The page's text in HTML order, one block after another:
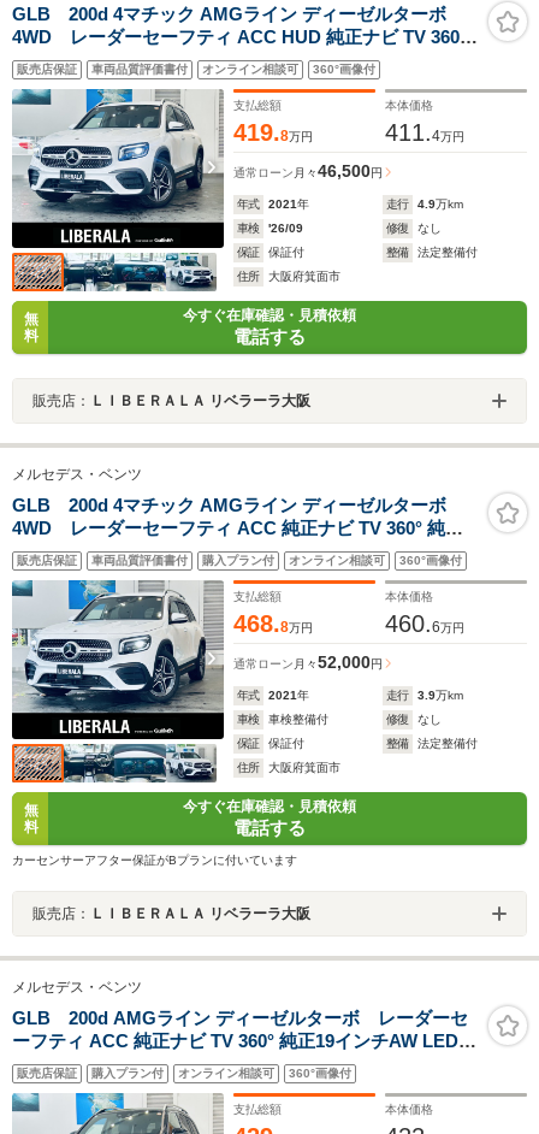
GLB 200d 4マチック AMGライン ディーゼルターボ
4WD レーダーセーフティ ACC HUD 純正ナビ TV 360°
純正19インチAW LED アンビエントライト 電動リアゲー
ト ハーフ革 メモリ付きパワーシート シートヒーター ワ
イヤレス充電 ブラインドスポット クリアランスソナー
販売店保証 車両品質評価書付 オンライン相談可 360°画像付
支払総額
419.8万円
本体価格
411.4万円
通常ローン 月々46,500円
年式 2021年 走行 4.9万km
車検
'26/09 修復
なし
保証
保証付 整備
法定整備付
住所
大阪府箕面市
無
料
今すぐ在庫確認・見積依頼
電話する
販売店： ＬＩＢＥＲＡＬＡ リベラーラ大阪
メルセデス・ベンツ
GLB 200d 4マチック AMGライン ディーゼルターボ
4WD レーダーセーフティ ACC 純正ナビ TV 360° 純正
19インチAW LED アンビエントライト 電動リアゲート
ワイヤレス充電 ハーフ革 メモリ付きパワーシート シート
ヒーター ブラインドスポット クリアランスソナー
販売店保証 車両品質評価書付 購入プラン付 オンライン相談可 360°画像付
支払総額
468.8万円
本体価格
460.6万円
通常ローン 月々52,000円
年式 2021年 走行 3.9万km
車検
車検整備付 修復
なし
保証
保証付 整備
法定整備付
住所
大阪府箕面市
無
料
今すぐ在庫確認・見積依頼
電話する
カーセンサーアフター保証がBプランに付いています
販売店： ＬＩＢＥＲＡＬＡ リベラーラ大阪
メルセデス・ベンツ
GLB 200d AMGライン ディーゼルターボ レーダーセ
ーフティ ACC 純正ナビ TV 360° 純正19インチAW LED
アンビエントライト 電動リアゲート ハーフ革 メモリ付き
パワーシート シートヒーター ワイヤレス充電 スマートキ
ー BSM クリアランスソナー
販売店保証 購入プラン付 オンライン相談可 360°画像付
支払総額 本体価格